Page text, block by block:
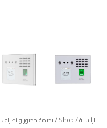
الرئيسية/
Shop
/بصمة حضور وانصراف